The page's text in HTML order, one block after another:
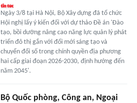
Ngày 3/8 tại Hà Nội, Bộ Xây dựng đã tổ chức
Hội nghị lấy ý kiến đối với dự thảo Đề án 'Đào
tạo, bồi dưỡng nâng cao năng lực quản lý phát
triển đô thị gắn với đổi mới sáng tạo và
chuyển đổi số trong chính quyền địa phương
hai cấp giai đoạn 2026-2030, định hướng đến
năm 2045'.
Bộ Quốc phòng, Công an, Ngoại